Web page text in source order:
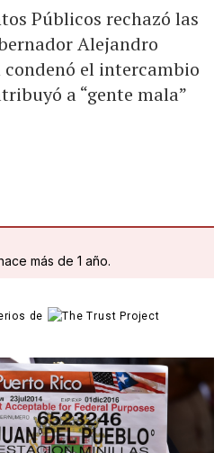
Públicos rechazó las
Alejandro
el intercambio
a “gente mala”
más de 1 año.
de